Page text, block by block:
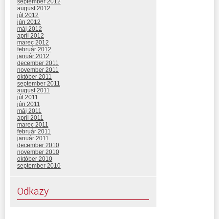
september 2012
august 2012
júl 2012
jún 2012
máj 2012
apríl 2012
marec 2012
február 2012
január 2012
december 2011
november 2011
október 2011
september 2011
august 2011
júl 2011
jún 2011
máj 2011
apríl 2011
marec 2011
február 2011
január 2011
december 2010
november 2010
október 2010
september 2010
Odkazy